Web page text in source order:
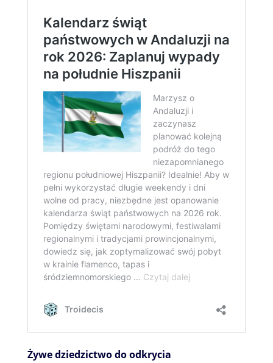
Żywe dziedzictwo do odkrycia